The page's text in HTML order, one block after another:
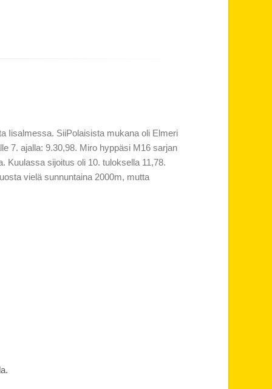
Iisalmessa. SiiPolaisista mukana oli Elmeri
7. ajalla: 9.30,98. Miro hyppäsi M16 sarjan
Kuulassa sijoitus oli 10. tuloksella 11,78.
vielä sunnuntaina 2000m, mutta